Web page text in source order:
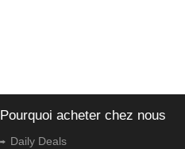
Pourquoi acheter chez nous
Daily Deals